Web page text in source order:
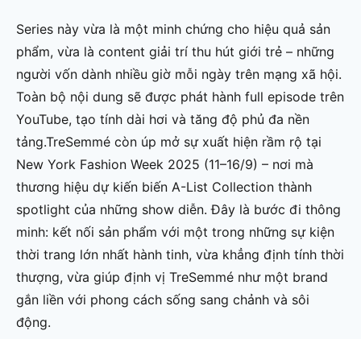
Series này vừa là một minh chứng cho hiệu quả sản
phẩm, vừa là content giải trí thu hút giới trẻ – những
người vốn dành nhiều giờ mỗi ngày trên mạng xã hội.
Toàn bộ nội dung sẽ được phát hành full episode trên
YouTube, tạo tính dài hơi và tăng độ phủ đa nền
tảng.TreSemmé còn úp mở sự xuất hiện rầm rộ tại
New York Fashion Week 2025 (11–16/9) – nơi mà
thương hiệu dự kiến biến A-List Collection thành
spotlight của những show diễn. Đây là bước đi thông
minh: kết nối sản phẩm với một trong những sự kiện
thời trang lớn nhất hành tinh, vừa khẳng định tính thời
thượng, vừa giúp định vị TreSemmé như một brand
gắn liền với phong cách sống sang chảnh và sôi
động.